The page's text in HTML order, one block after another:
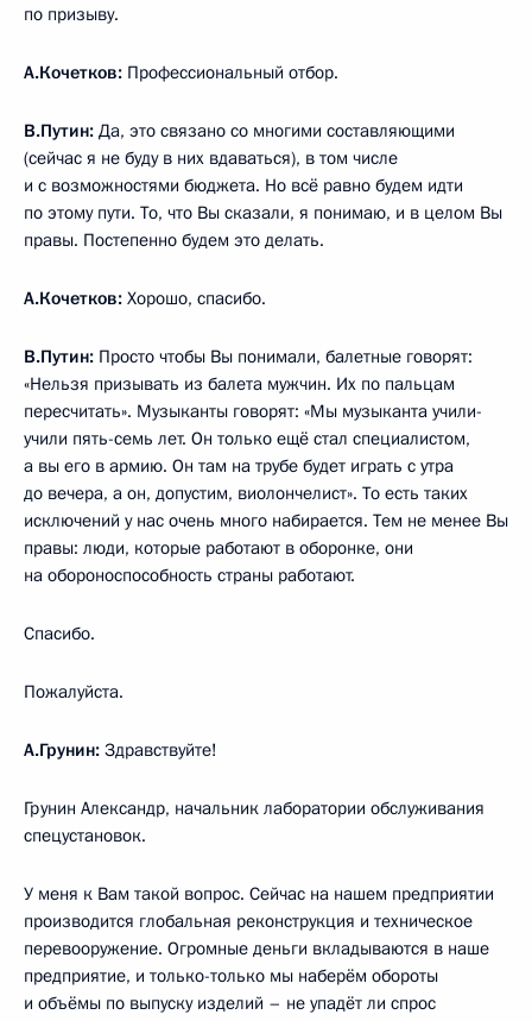
по призыву.
А.Кочетков: Профессиональный отбор.
В.Путин: Да, это связано со многими составляющими
(сейчас я не буду в них вдаваться), в том числе
и с возможностями бюджета. Но всё равно будем идти
по этому пути. То, что Вы сказали, я понимаю, и в целом Вы
правы. Постепенно будем это делать.
А.Кочетков: Хорошо, спасибо.
В.Путин: Просто чтобы Вы понимали, балетные говорят:
«Нельзя призывать из балета мужчин. Их по пальцам
пересчитать». Музыканты говорят: «Мы музыканта учили-
учили пять-семь лет. Он только ещё стал специалистом,
а вы его в армию. Он там на трубе будет играть с утра
до вечера, а он, допустим, виолончелист». То есть таких
исключений у нас очень много набирается. Тем не менее Вы
правы: люди, которые работают в оборонке, они
на обороноспособность страны работают.
Спасибо.
Пожалуйста.
А.Грунин: Здравствуйте!
Грунин Александр, начальник лаборатории обслуживания
спецустановок.
У меня к Вам такой вопрос. Сейчас на нашем предприятии
производится глобальная реконструкция и техническое
перевооружение. Огромные деньги вкладываются в наше
предприятие, и только-только мы наберём обороты
и объёмы по выпуску изделий – не упадёт ли спрос